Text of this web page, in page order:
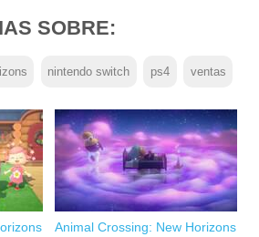
SOBRE:
nintendo switch ps4 ventas
Animal Crossing: New Horizons